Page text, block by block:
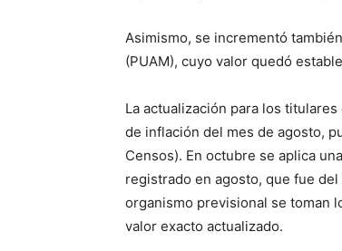
Asimismo, se incrementó
(PUAM), cuyo valor quedó
La actualización para los
de inflación del mes de agosto,
Censos). En octubre se aplica
registrado en agosto, que fue
organismo previsional se toman
valor exacto actualizado.